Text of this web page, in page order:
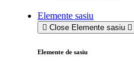
Elemente sasiu
Close Elemente sasiu
Elemente de sasiu